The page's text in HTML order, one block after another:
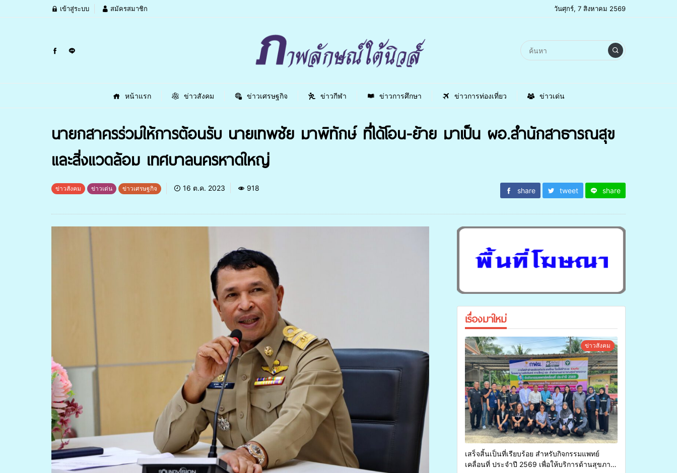
เข้าสู่ระบบ สมัครสมาชิก วันศุกร์, 7 สิงหาคม 2569
หน้าแรก ข่าวสังคม ข่าวเศรษฐกิจ ข่าวกีฬา ข่าวการศึกษา ข่าวการท่องเที่ยว ข่าวเด่น
นายกสาครร่วมให้การต้อนรับ นายเทพชัย มาพิทักษ์ ที่ได้โอน-ย้าย มาเป็น ผอ.สำนักสาธารณสุข
และสิ่งแวดล้อม เทศบาลนครหาดใหญ่
ข่าวสังคม ข่าวเด่น ข่าวเศรษฐกิจ 16 ต.ค. 2023 918 share tweet share
เรื่องมาใหม่
ข่าวสังคม
เสร็จสิ้นเป็นที่เรียบร้อย สำหรับกิจกรรมแพทย์
เคลื่อนที่ ประจำปี 2569 เพื่อให้บริการด้านสุขภาพ